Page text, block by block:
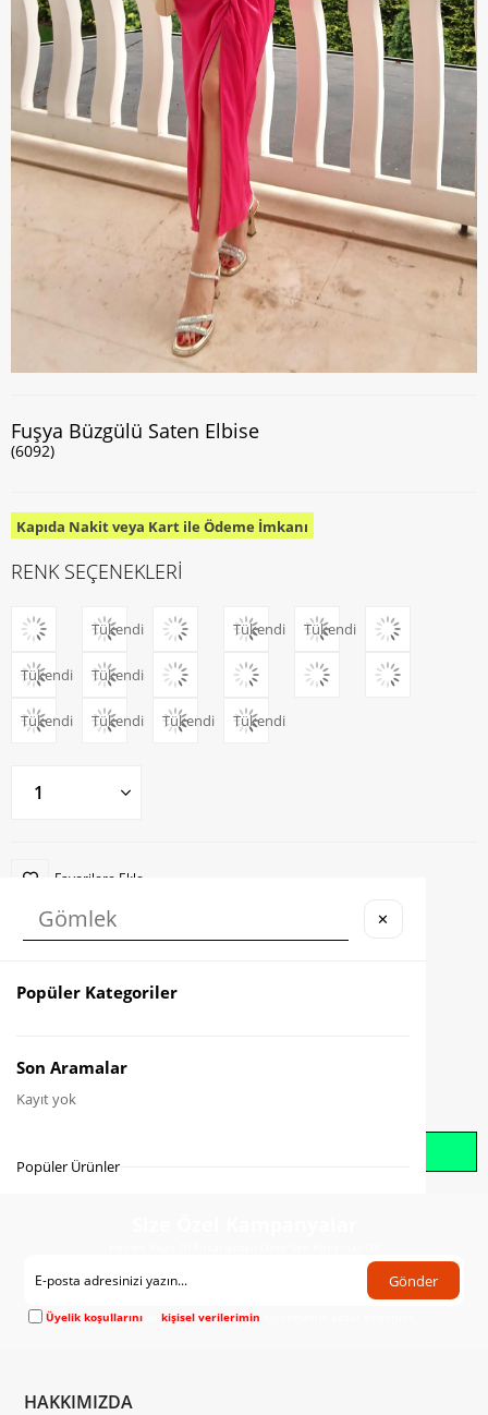
Fuşya Büzgülü Saten Elbise
(6092)
Kapıda Nakit veya Kart ile Ödeme İmkanı
RENK SEÇENEKLERİ
Tükendi Tükendi Tükendi
Tükendi Tükendi
Tükendi Tükendi Tükendi Tükendi
Favorilere Ekle
Karşılaştır
Gelince Haber Ver
Gönder
Üyelik koşullarını vekişisel verilerimin
HAKKIMIZDA
✕
Popüler Kategoriler
Son Aramalar
Kayıt yok
Popüler Ürünler